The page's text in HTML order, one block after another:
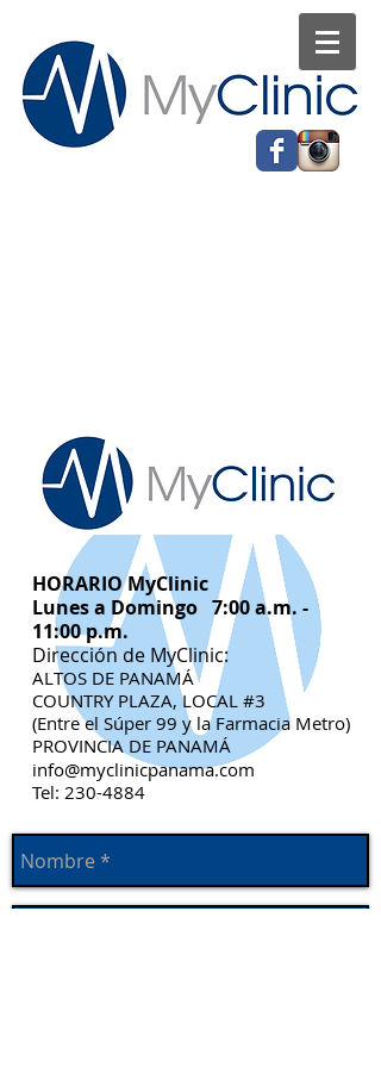
HORARIO MyClinic
Lunes a Domingo 7:00 a.m. -
11:00 p.m.
Dirección de MyClinic:
ALTOS DE PANAMÁ
COUNTRY PLAZA, LOCAL #3
(Entre el Súper 99 y la Farmacia Metro)
PROVINCIA DE PANAMÁ
info@myclinicpanama.com
Tel: 230-4884